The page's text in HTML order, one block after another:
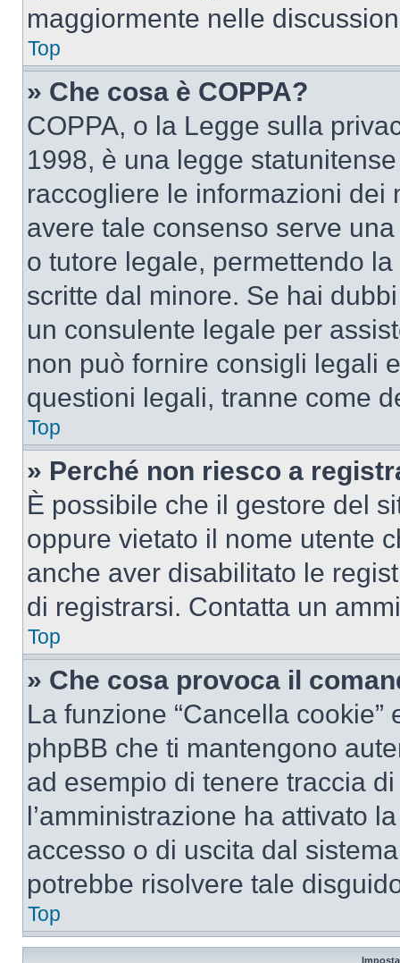
maggiormente nelle
Top
» Che cosa è COPPA?
COPPA, o la Legge sulla
1998, è una legge
raccogliere le informazioni dei
avere tale consenso serve
o tutore legale, permettendo
scritte dal minore. Se hai
un consulente legale per
non può fornire consigli legali
questioni legali, tranne come
Top
» Perché non riesco a
È possibile che il gestore del
oppure vietato il nome utente
anche aver disabilitato le
di registrarsi. Contatta un
Top
» Che cosa provoca il
La funzione “Cancella
phpBB che ti mantengono
ad esempio di tenere traccia
l’amministrazione ha attivato
accesso o di uscita dal
potrebbe risolvere tale
Top